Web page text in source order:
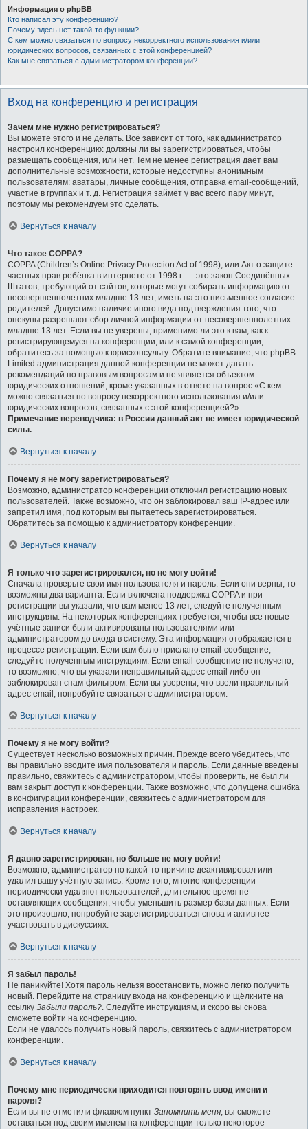
Информация о phpBB
Кто написал эту конференцию?
Почему здесь нет такой-то функции?
С кем можно связаться по вопросу некорректного использования и/или
юридических вопросов, связанных с этой конференцией?
Как мне связаться с администратором конференции?
Вход на конференцию и регистрация
Зачем мне нужно регистрироваться?
Вы можете этого и не делать. Всё зависит от того, как администратор
настроил конференцию: должны ли вы зарегистрироваться, чтобы
размещать сообщения, или нет. Тем не менее регистрация даёт вам
дополнительные возможности, которые недоступны анонимным
пользователям: аватары, личные сообщения, отправка email-сообщений,
участие в группах и т. д. Регистрация займёт у вас всего пару минут,
поэтому мы рекомендуем это сделать.
Вернуться к началу
Что такое COPPA?
COPPA (Children’s Online Privacy Protection Act of 1998), или Акт о защите
частных прав ребёнка в интернете от 1998 г. — это закон Соединённых
Штатов, требующий от сайтов, которые могут собирать информацию от
несовершеннолетних младше 13 лет, иметь на это письменное согласие
родителей. Допустимо наличие иного вида подтверждения того, что
опекуны разрешают сбор личной информации от несовершеннолетних
младше 13 лет. Если вы не уверены, применимо ли это к вам, как к
регистрирующемуся на конференции, или к самой конференции,
обратитесь за помощью к юрисконсульту. Обратите внимание, что phpBB
Limited администрация данной конференции не может давать
рекомендаций по правовым вопросам и не является объектом
юридических отношений, кроме указанных в ответе на вопрос «С кем
можно связаться по вопросу некорректного использования и/или
юридических вопросов, связанных с этой конференцией?».
Примечание переводчика: в России данный акт не имеет юридической
силы..
Вернуться к началу
Почему я не могу зарегистрироваться?
Возможно, администратор конференции отключил регистрацию новых
пользователей. Также возможно, что он заблокировал ваш IP-адрес или
запретил имя, под которым вы пытаетесь зарегистрироваться.
Обратитесь за помощью к администратору конференции.
Вернуться к началу
Я только что зарегистрировался, но не могу войти!
Сначала проверьте свои имя пользователя и пароль. Если они верны, то
возможны два варианта. Если включена поддержка COPPA и при
регистрации вы указали, что вам менее 13 лет, следуйте полученным
инструкциям. На некоторых конференциях требуется, чтобы все новые
учётные записи были активированы пользователями или
администратором до входа в систему. Эта информация отображается в
процессе регистрации. Если вам было прислано email-сообщение,
следуйте полученным инструкциям. Если email-сообщение не получено,
то возможно, что вы указали неправильный адрес email либо он
заблокирован спам-фильтром. Если вы уверены, что ввели правильный
адрес email, попробуйте связаться с администратором.
Вернуться к началу
Почему я не могу войти?
Существует несколько возможных причин. Прежде всего убедитесь, что
вы правильно вводите имя пользователя и пароль. Если данные введены
правильно, свяжитесь с администратором, чтобы проверить, не был ли
вам закрыт доступ к конференции. Также возможно, что допущена ошибка
в конфигурации конференции, свяжитесь с администратором для
исправления настроек.
Вернуться к началу
Я давно зарегистрирован, но больше не могу войти!
Возможно, администратор по какой-то причине деактивировал или
удалил вашу учётную запись. Кроме того, многие конференции
периодически удаляют пользователей, длительное время не
оставляющих сообщения, чтобы уменьшить размер базы данных. Если
это произошло, попробуйте зарегистрироваться снова и активнее
участвовать в дискуссиях.
Вернуться к началу
Я забыл пароль!
Не паникуйте! Хотя пароль нельзя восстановить, можно легко получить
новый. Перейдите на страницу входа на конференцию и щёлкните на
ссылку Забыли пароль?. Следуйте инструкциям, и скоро вы снова
сможете войти на конференцию.
Если не удалось получить новый пароль, свяжитесь с администратором
конференции.
Вернуться к началу
Почему мне периодически приходится повторять ввод имени и
пароля?
Если вы не отметили флажком пункт Запомнить меня, вы сможете
оставаться под своим именем на конференции только некоторое